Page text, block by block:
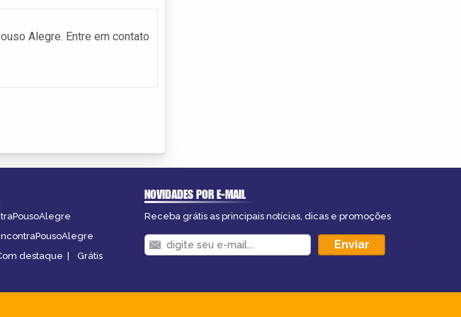
Alegre. Entre em contato
destaque | Grátis
NOVIDADES POR E-MAIL
Receba grátis as principais notícias, dicas e promoções